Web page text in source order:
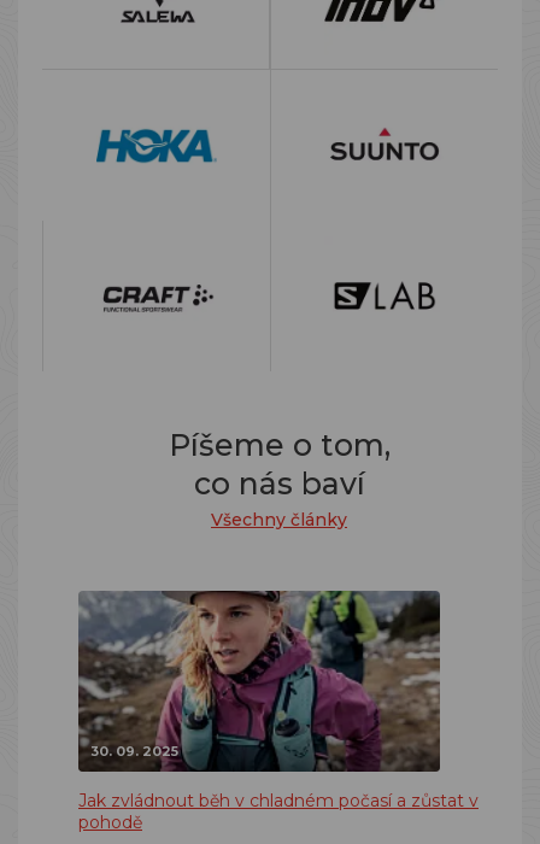
Píšeme o tom,
co nás baví
Všechny články
30. 09. 2025
Jak zvládnout běh v chladném počasí a zůstat v
pohodě